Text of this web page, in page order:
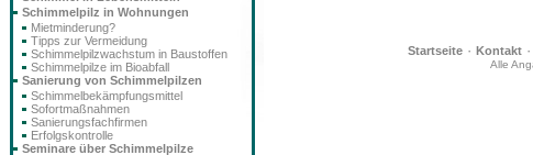
Startseite· Kontakt·
Alle
Schimmelpilz in Wohnungen
Mietminderung?
Tipps zur Vermeidung
Schimmelpilzwachstum in Baustoffen
Schimmelpilze im Bioabfall
Sanierung von Schimmelpilzen
Schimmelbekämpfungsmittel
Sofortmaßnahmen
Sanierungsfachfirmen
Erfolgskontrolle
Seminare über Schimmelpilze